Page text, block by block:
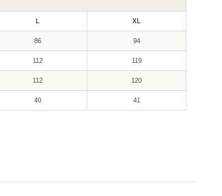
L XL
86 94
112 119
112 120
40 41